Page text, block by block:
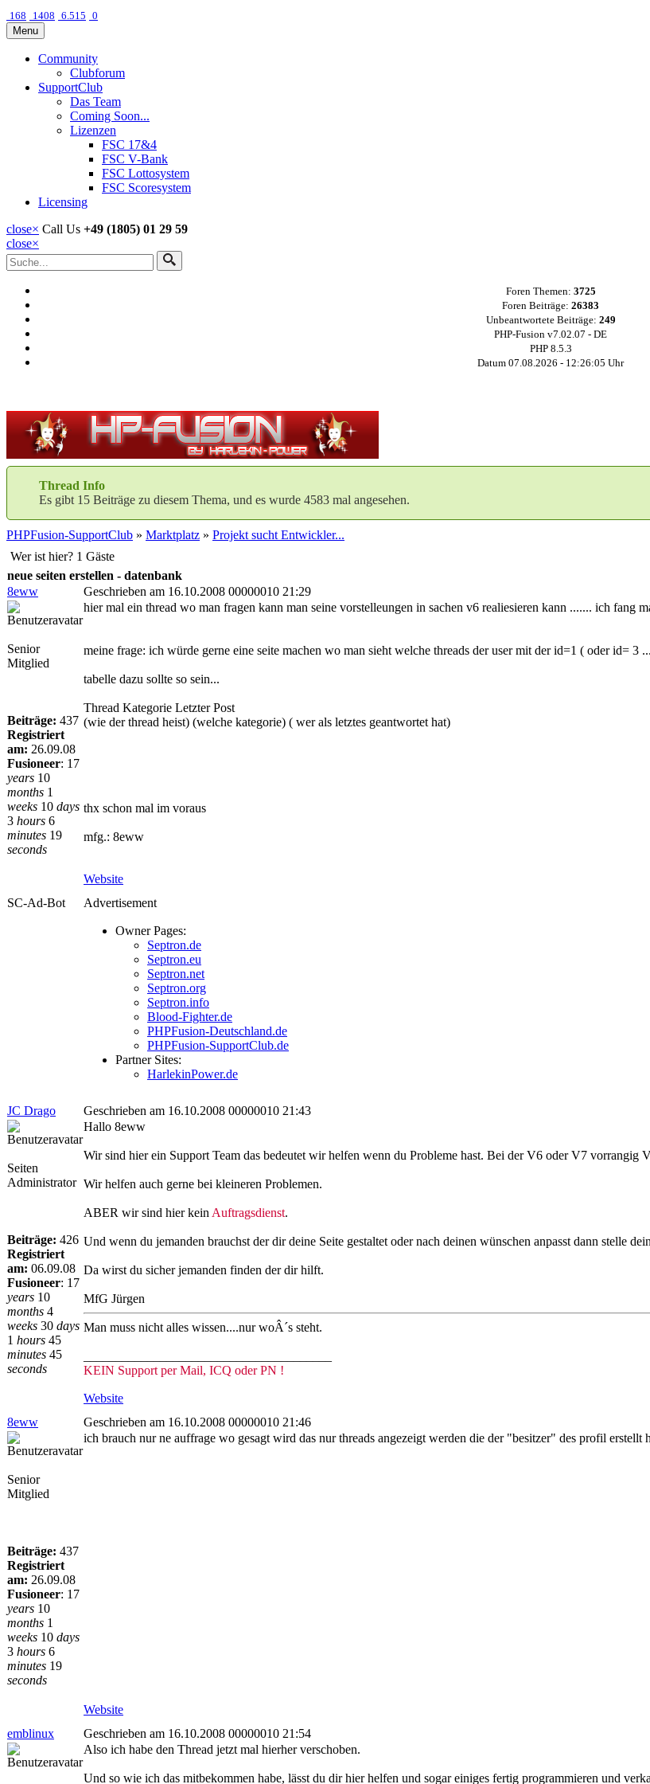
168 1408 6.515 0
Menu
Community
Clubforum
SupportClub
Das Team
Coming Soon...
Lizenzen
FSC 17&4
FSC V-Bank
FSC Lottosystem
FSC Scoresystem
Licensing
close× Call Us +49 (1805) 01 29 59
close×
Foren Themen: 3725
Foren Beiträge: 26383
Unbeantwortete Beiträge: 249
PHP-Fusion v7.02.07 - DE
PHP 8.5.3
Datum 07.08.2026 - 12:26:05 Uhr
Thread Info
Es gibt 15 Beiträge zu diesem Thema, und es wurde 4583 mal angesehen.
PHPFusion-SupportClub » Marktplatz » Projekt sucht Entwickler...
Wer ist hier? 1 Gäste
neue seiten erstellen - datenbank
8eww
Geschrieben am 16.10.2008 00000010 21:29
Senior
Mitglied
Beiträge: 437
Registriert
am: 26.09.08
Fusioneer: 17
years 10
months 1
weeks 10 days
3 hours 6
minutes 19
seconds
hier mal ein thread wo man fragen kann man seine vorstelleungen in sachen v6 realiesieren kann ....... ich fang
meine frage: ich würde gerne eine seite machen wo man sieht welche threads der user mit der id=1 ( oder id= 3
tabelle dazu sollte so sein...
Thread Kategorie Letzter Post
(wie der thread heist) (welche kategorie) ( wer als letztes geantwortet hat)
thx schon mal im voraus
mfg.: 8eww
Website
SC-Ad-Bot
Advertisement
Owner Pages:
Septron.de
Septron.eu
Septron.net
Septron.org
Septron.info
Blood-Fighter.de
PHPFusion-Deutschland.de
PHPFusion-SupportClub.de
Partner Sites:
HarlekinPower.de
JC Drago Geschrieben am 16.10.2008 00000010 21:43
Seiten
Administrator
Beiträge: 426
Registriert
am: 06.09.08
Fusioneer: 17
years 10
months 4
weeks 30 days
1 hours 45
minutes 45
seconds
Hallo 8eww
Wir sind hier ein Support Team das bedeutet wir helfen wenn du Probleme hast. Bei der V6 oder V7 vorrangig
Wir helfen auch gerne bei kleineren Problemen.
ABER wir sind hier kein Auftragsdienst.
Und wenn du jemanden brauchst der dir deine Seite gestaltet oder nach deinen wünschen anpasst dann stelle
Da wirst du sicher jemanden finden der dir hilft.
MfG Jürgen
Man muss nicht alles wissen....nur woÂ´s steht.
KEIN Support per Mail, ICQ oder PN !
Website
8eww
Geschrieben am 16.10.2008 00000010 21:46
Senior
Mitglied
Beiträge: 437
Registriert
am: 26.09.08
Fusioneer: 17
years 10
months 1
weeks 10 days
3 hours 6
minutes 19
seconds
ich brauch nur ne auffrage wo gesagt wird das nur threads angezeigt werden die der "besitzer" des profil
Website
emblinux
Geschrieben am 16.10.2008 00000010 21:54
Also ich habe den Thread jetzt mal hierher verschoben.
Und so wie ich das mitbekommen habe, lässt du dir hier helfen und sogar einiges fertig programmieren und